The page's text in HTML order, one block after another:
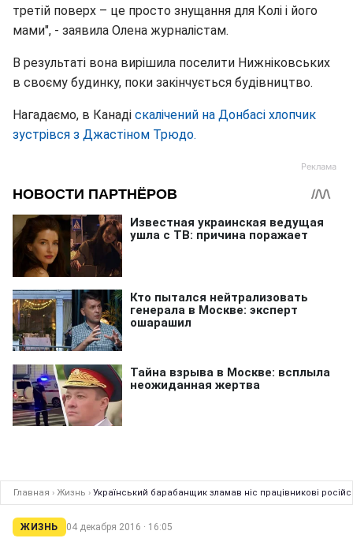
третій поверх – це просто знущання для Колі і його
мами", - заявила Олена журналістам.
В результаті вона вирішила поселити Нижніковських
в своєму будинку, поки закінчується будівництво.
Нагадаємо, в Канаді скалічений на Донбасі хлопчик
зустрівся з Джастіном Трюдо.
Главная › Жизнь › Український барабанщик зламав ніс працівникові
ЖИЗНЬ 04 декабря 2016 · 16:05